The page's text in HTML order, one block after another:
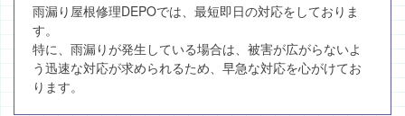
雨漏り屋根修理DEPOでは、最短即日の対応をしておりま
す。
特に、雨漏りが発生している場合は、被害が広がらないよ
う迅速な対応が求められるため、早急な対応を心がけてお
ります。